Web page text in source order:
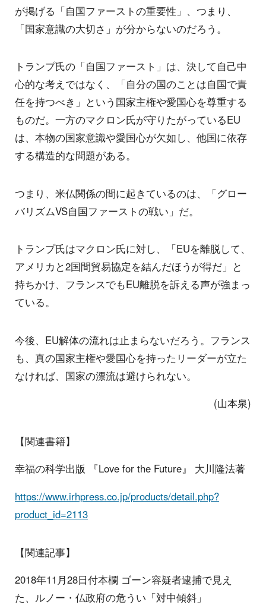
が掲げる「自国ファーストの重要性」、つまり、
「国家意識の大切さ」が分からないのだろう。
トランプ氏の「自国ファースト」は、決して自己中
心的な考えではなく、「自分の国のことは自国で責
任を持つべき」という国家主権や愛国心を尊重する
ものだ。一方のマクロン氏が守りたがっているEU
は、本物の国家意識や愛国心が欠如し、他国に依存
する構造的な問題がある。
つまり、米仏関係の間に起きているのは、「グロー
バリズムVS自国ファーストの戦い」だ。
トランプ氏はマクロン氏に対し、「EUを離脱して、
アメリカと2国間貿易協定を結んだほうが得だ」と
持ちかけ、フランスでもEU離脱を訴える声が強まっ
ている。
今後、EU解体の流れは止まらないだろう。フランス
も、真の国家主権や愛国心を持ったリーダーが立た
なければ、国家の漂流は避けられない。
(山本泉)
【関連書籍】
幸福の科学出版 『Love for the Future』 大川隆法著
https://www.irhpress.co.jp/products/detail.php?
product_id=2113
【関連記事】
2018年11月28日付本欄 ゴーン容疑者逮捕で見え
た、ルノー・仏政府の危うい「対中傾斜」